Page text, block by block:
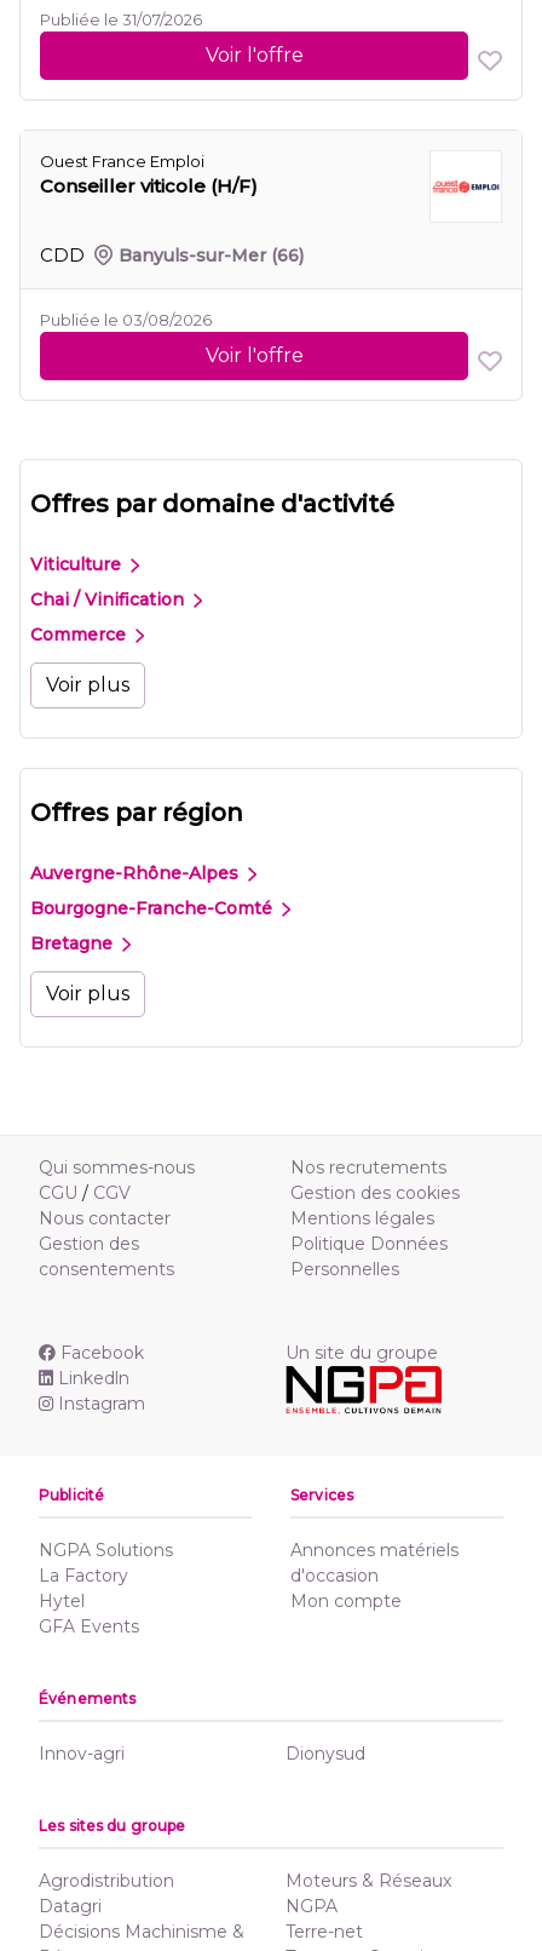
Publiée le 31/07/2026
Voir l'offre
Ouest France Emploi
Conseiller viticole (H/F)
CDD Banyuls-sur-Mer (66)
Publiée le 03/08/2026
Voir l'offre
Offres par domaine d'activité
Viticulture
Chai / Vinification
Commerce
Voir plus
Offres par région
Auvergne-Rhône-Alpes
Bourgogne-Franche-Comté
Bretagne
Voir plus
Qui sommes-nous
CGU / CGV
Nous contacter
Gestion des
consentements
Nos recrutements
Gestion des cookies
Mentions légales
Politique Données
Personnelles
Facebook
Linkedln
Instagram
Un site du groupe
Publicité
NGPA Solutions
La Factory
Hytel
GFA Events
Services
Annonces matériels
d'occasion
Mon compte
Événements
Innov-agri Dionysud
Les sites du groupe
Agrodistribution
Datagri
Décisions Machinisme &
Moteurs & Réseaux
NGPA
Terre-net